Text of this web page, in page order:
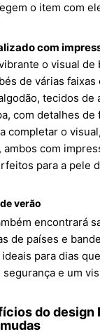
o item com
com
o visual de
de várias faixas
tecidos de
com detalhes de
completar o
com
para a pele
verão
encontrará
de países e
para dias
e um
do design